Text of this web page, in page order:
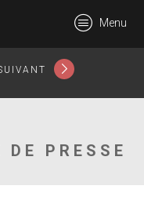
Menu
DE PRESSE